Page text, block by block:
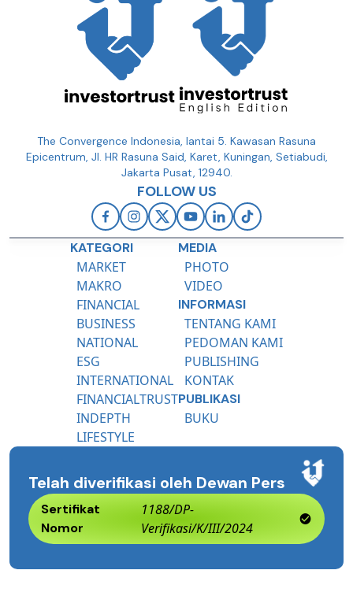
The Convergence Indonesia, lantai 5. Kawasan Rasuna
Epicentrum, Jl. HR Rasuna Said, Karet, Kuningan, Setiabudi,
Jakarta Pusat, 12940.
FOLLOW US
KATEGORI
MARKET
MAKRO
FINANCIAL
BUSINESS
NATIONAL
ESG
INTERNATIONAL
FINANCIALTRUST
INDEPTH
LIFESTYLE
MEDIA
PHOTO
VIDEO
INFORMASI
TENTANG KAMI
PEDOMAN KAMI
PUBLISHING
KONTAK
PUBLIKASI
BUKU
Telah diverifikasi oleh Dewan Pers
Sertifikat
Nomor
1188/DP-
Verifikasi/K/III/2024